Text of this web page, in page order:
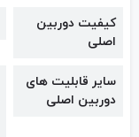
کیفیت دوربین‌
اصلی
سایر قابلیت های
دوربین اصلی